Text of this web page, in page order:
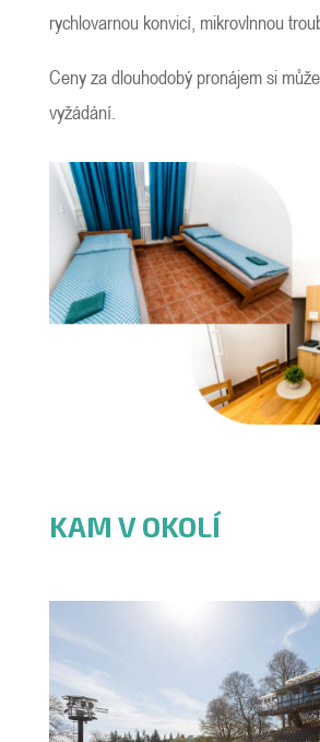
rychlovarnou konvicí, mikrovlnnou
Ceny za dlouhodobý pronájem si
vyžádání.
KAM V OKOLÍ